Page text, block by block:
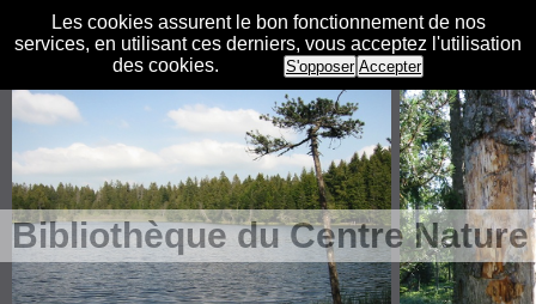
Les cookies assurent le bon fonctionnement de nos
services, en utilisant ces derniers, vous acceptez l'utilisation
des cookies.
S'opposer Accepter
Bibliothèque du Centre